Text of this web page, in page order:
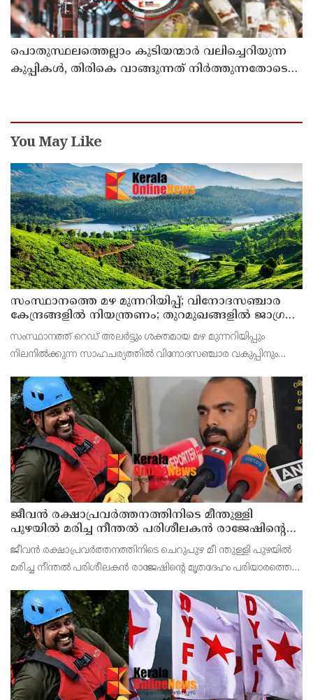
പൊതുസ്ഥലത്തെല്ലാം കുടിയന്മാര്‍ വലിച്ചെറിയുന്ന
കുപ്പികള്‍, തിരികെ വാങ്ങുന്നത് നിര്‍ത്തുന്നതോടെ
തീരുമാനമോ?
You May Like
സംസ്ഥാനത്തെ മഴ മുന്നറിയിപ്പ്; വിനോദസഞ്ചാര
കേന്ദ്രങ്ങളില്‍ നിയന്ത്രണം; തുറമുഖങ്ങളില്‍ ജാഗ്രതാ
സംസ്ഥാനത്ത് റെഡ് അലര്‍ട്ടും ശക്തമായ മഴ മുന്നറിയിപ്പും
നിലനില്‍ക്കുന്ന സാഹചര്യത്തില്‍ വിനോദസഞ്ചാര വകുപ്പിനും
നിര്‍ദേശം നല്‍കി സംസ്ഥാന ദുരന്ത
ജീവൻ രക്ഷാപ്രവർത്തനത്തിനിടെ മീന്തുള്ളി
പുഴയിൽ മരിച്ച നീന്തൽ പരിശീലകൻ രാജേഷിൻ്റെ
മൃതദേഹത്തോട് അനാദരവ് : റിപ്പോർട്ട് ലഭിച്ചാലുടൻ
നടപടിയെന്ന് കളക്ടർ
ജീവൻ രക്ഷാപ്രവർത്തനത്തിനിടെ ചെറുപുഴ മീ ന്തുള്ളി പുഴയിൽ
മരിച്ച നീന്തൽ പരിശീലകൻ രാജേഷിൻ്റെ മൃതദേഹം പരിയാരത്തെ
പോസ്റ്റുമോർട്ടം നടപടികൾക്കു ശേഷം സ്വദേശമായ തിരുവ